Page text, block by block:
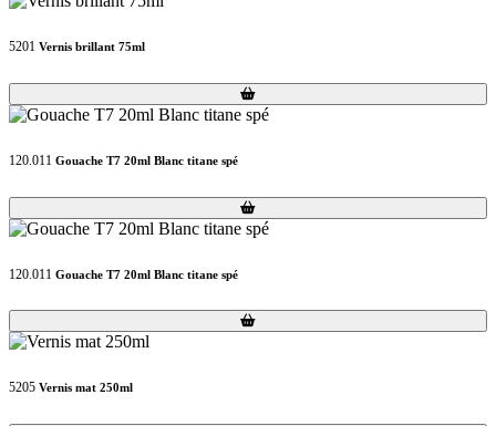
5201 Vernis brillant 75ml
Loading...
Loading...
120.011 Gouache T7 20ml Blanc titane spé
Loading...
Loading...
120.011 Gouache T7 20ml Blanc titane spé
Loading...
Loading...
5205 Vernis mat 250ml